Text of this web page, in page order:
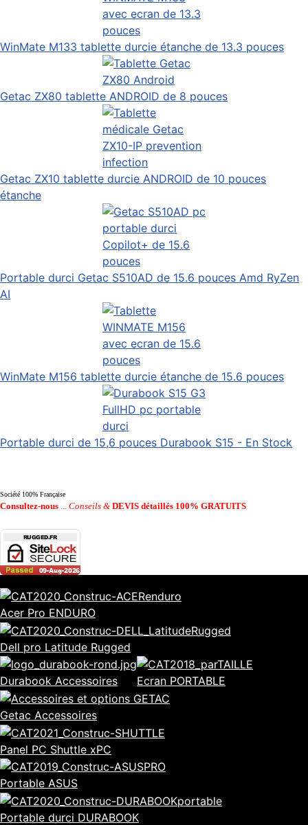
WinMate M133 tablette durcie étanche de 13.3 pouces
Getac ZX80 tablette ANDROID de 8 pouces
Getac ZX10 tablette durcie ANDROID de 10 pouces
étanche
Portable durci Getac S510AD de 15.6 pouces Amd RyZen
AI
WinMate M156 tablette durcie étanche de 15.6 pouces
Portable durci de 15,6 pouces Durabook S15 - En Stock
Société 100% Française
Consultez-nous ... Conseils & DEVIS détaillés 100% GRATUITS
Acer Pro ENDURO
Dell pro Latitude Rugged
Durabook Accessoires Ecran PORTABLE
Getac Accessoires
Panel PC Shuttle xPC
Portable ASUS
Portable durci DURABOOK